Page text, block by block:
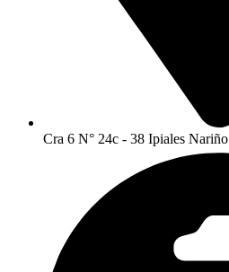
Cra 6 N° 24c - 38 Ipiales Nariño